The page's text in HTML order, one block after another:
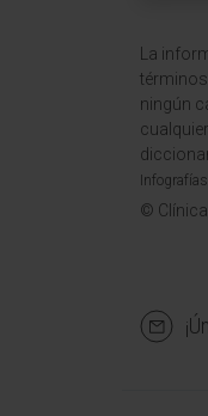
La
ningún
©